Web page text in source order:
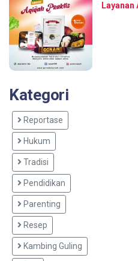
Kategori
Reportase
Hukum
Tradisi
Pendidikan
Parenting
Resep
Kambing Guling